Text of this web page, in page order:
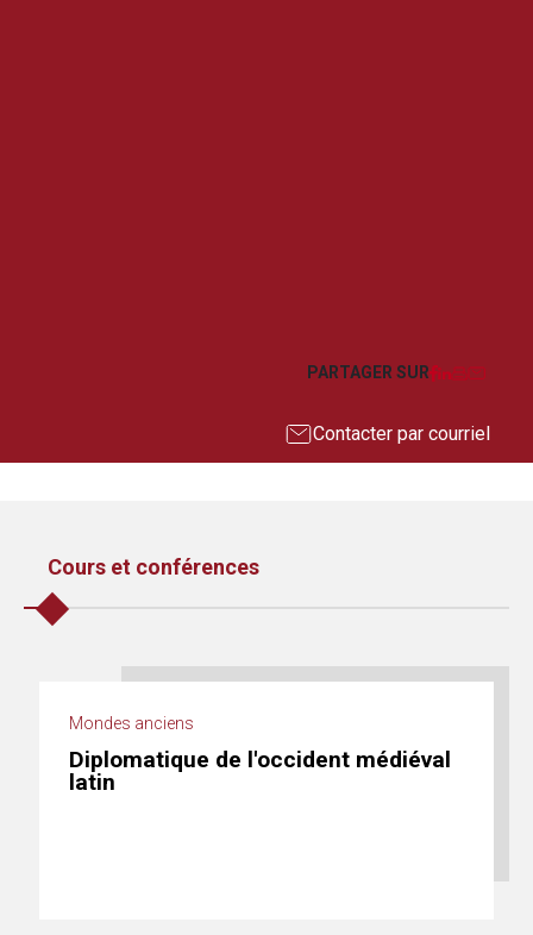
PARTAGER SUR Facebook
LinkedIn
Contacter par courriel
Cours et conférences
Mondes anciens
Diplomatique de l'occident médiéval
latin